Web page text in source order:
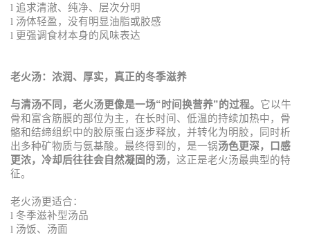
l 追求清澈、纯净、层次分明
l 汤体轻盈，没有明显油脂或胶感
l 更强调食材本身的风味表达
老火汤：浓润、厚实，真正的冬季滋养
与清汤不同，老火汤更像是一场“ 时间换营养”的过程。 它以牛
骨和富含筋膜的部位为主，在长时间、低温的持续加热中，骨
骼和结缔组织中的胶原蛋白逐步释放，并转化为明胶，同时析
出多种矿物质与氨基酸。最终得到的，是一锅汤色更深，口感
更浓，冷却后往往会自然凝固的汤，这正是老火汤最典型的特
征。
老火汤更适合：
l 冬季滋补型汤品
l 汤饭、汤面